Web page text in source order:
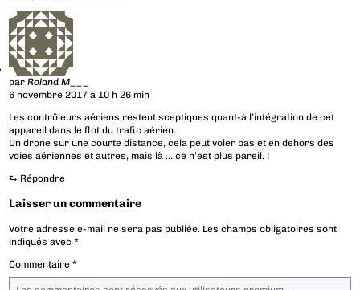
parRoland M___
6 novembre 2017 à 10 h 26 min
Les contrôleurs aériens restent sceptiques quant-à l’intégration de cet
appareil dans le flot du trafic aérien.
Un drone sur une courte distance, cela peut voler bas et en dehors des
voies aériennes et autres, mais là … ce n’est plus pareil. !
⮑ Répondre
Laisser un commentaire
Votre adresse e-mail ne sera pas publiée. Les champs obligatoires sont
indiqués avec*
Commentaire*